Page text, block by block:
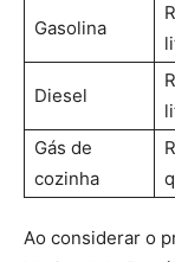
Gasolina
Diesel
Gás de
cozinha
Ao considerar o